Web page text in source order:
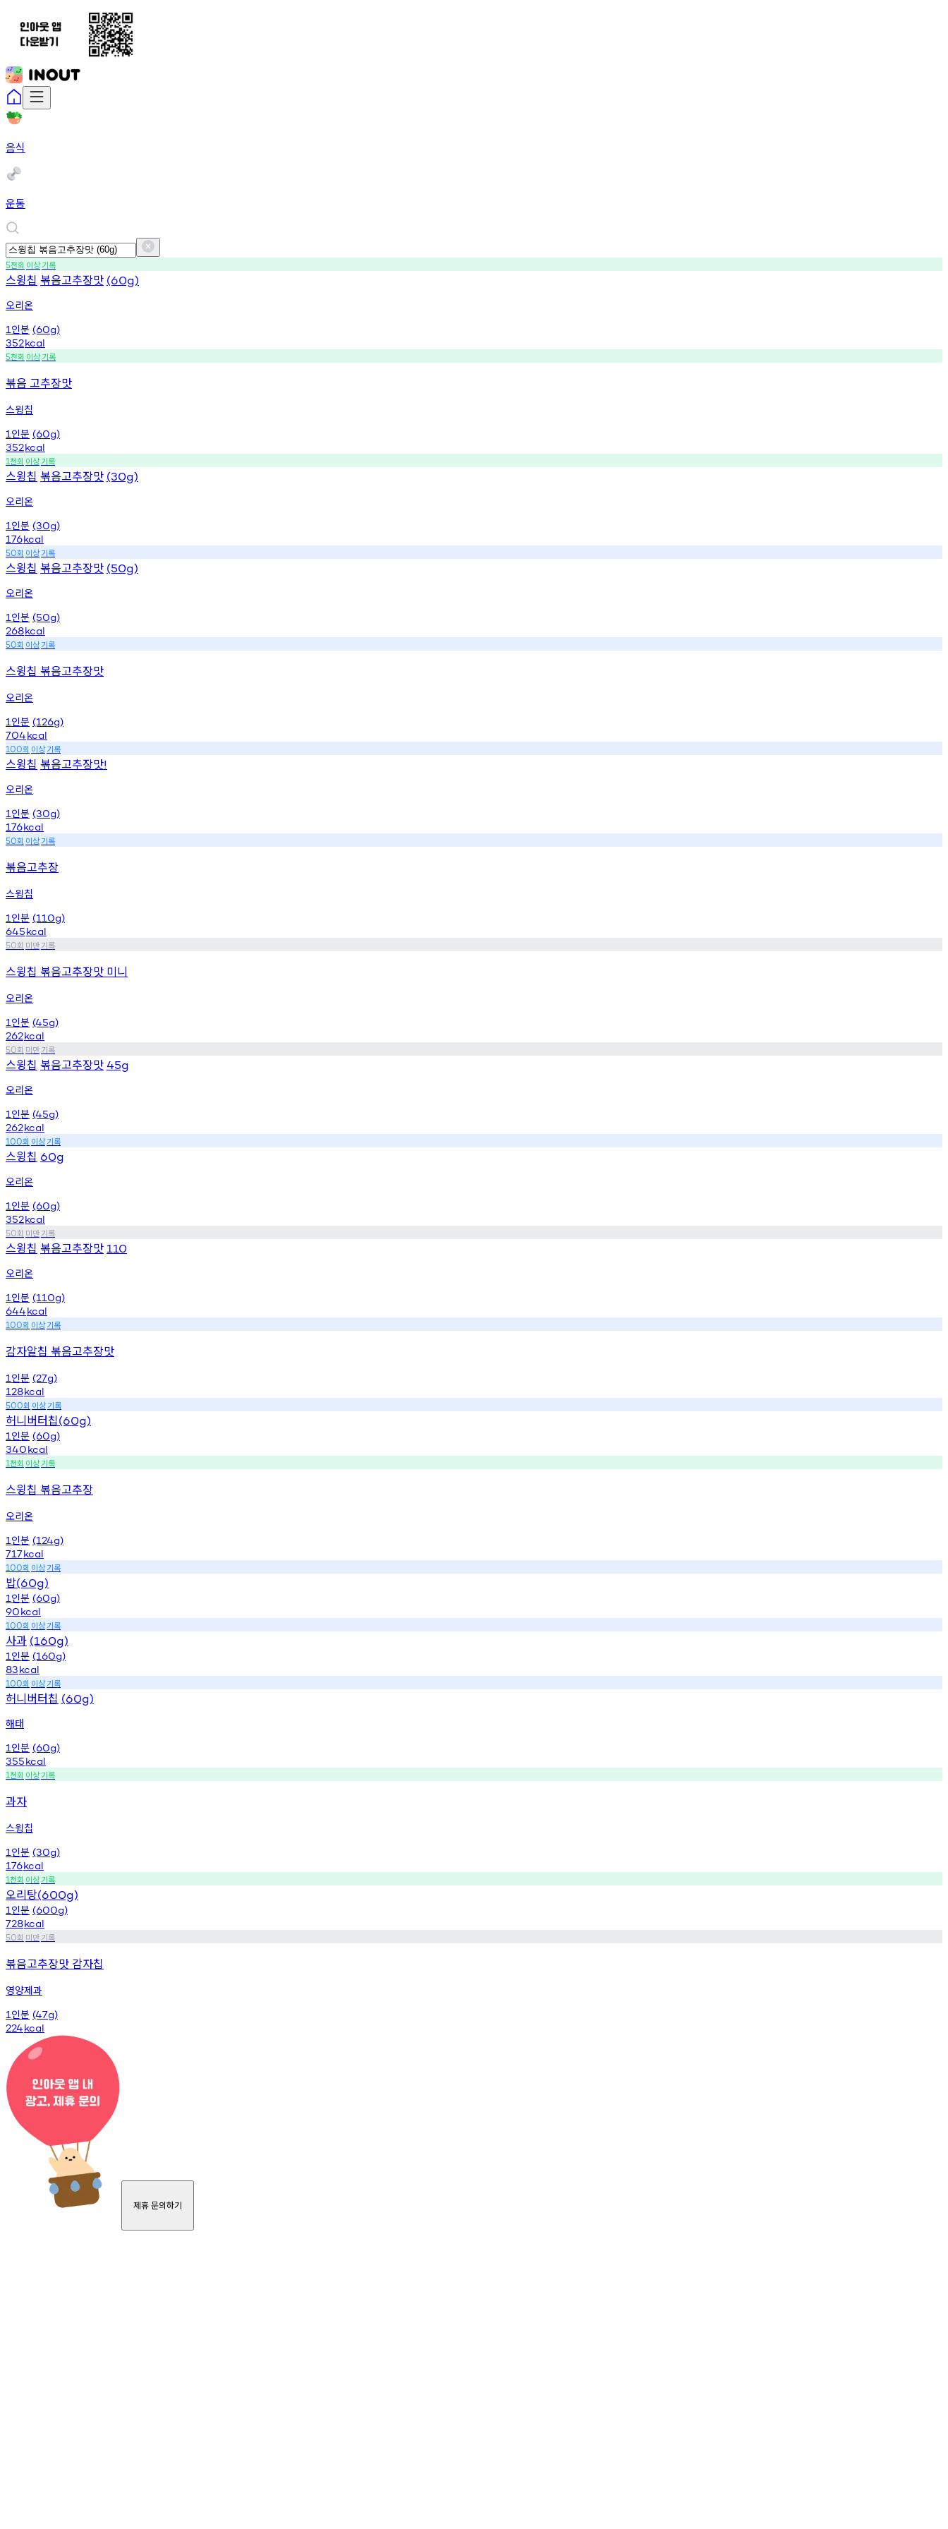
음식
운동
5천회 이상기록
스윙칩 볶음고추장맛 (60g)
오리온
1 인분 (60g)
352kcal
5천회 이상기록
볶음 고추장맛
스윙칩
1 인분 (60g)
352kcal
1천회 이상기록
스윙칩 볶음고추장맛 (30g)
오리온
1 인분 (30g)
176kcal
50회 이상기록
스윙칩 볶음고추장맛 (50g)
오리온
1 인분 (50g)
268kcal
50회 이상기록
스윙칩 볶음고추장맛
오리온
1 인분 (126g)
704kcal
100회 이상기록
스윙칩 볶음고추장맛!
오리온
1 인분 (30g)
176kcal
50회 이상기록
볶음고추장
스윙칩
1 인분 (110g)
645kcal
50회 미만기록
스윙칩 볶음고추장맛 미니
오리온
1 인분 (45g)
262kcal
50회 미만기록
스윙칩 볶음고추장맛 45g
오리온
1 인분 (45g)
262kcal
100회 이상기록
스윙칩 60g
오리온
1 인분 (60g)
352kcal
50회 미만기록
스윙칩 볶음고추장맛 110
오리온
1 인분 (110g)
644kcal
100회 이상기록
감자알칩 볶음고추장맛
1 인분 (27g)
128kcal
500회 이상기록
허니버터칩(60g)
1 인분 (60g)
340kcal
1천회 이상기록
스윙칩 볶음고추장
오리온
1 인분 (124g)
717kcal
100회 이상기록
밥(60g)
1 인분 (60g)
90kcal
100회 이상기록
사과 (160g)
1 인분 (160g)
83kcal
100회 이상기록
허니버터칩 (60g)
해태
1 인분 (60g)
355kcal
1천회 이상기록
과자
스윙칩
1 인분 (30g)
176kcal
1천회 이상기록
오리탕(600g)
1 인분 (600g)
728kcal
50회 미만기록
볶음고추장맛 감자칩
영양제과
1 인분 (47g)
224kcal
제휴 문의하기